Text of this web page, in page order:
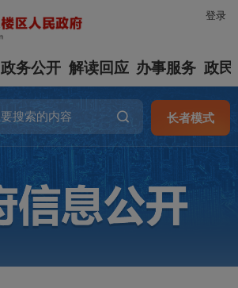
登录
政务公开 解读回应 办事服务 政民
长者模式